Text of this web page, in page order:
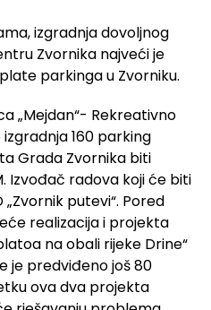
izgradnja dovoljnog
Zvornika najveći je
parkinga u Zvorniku.